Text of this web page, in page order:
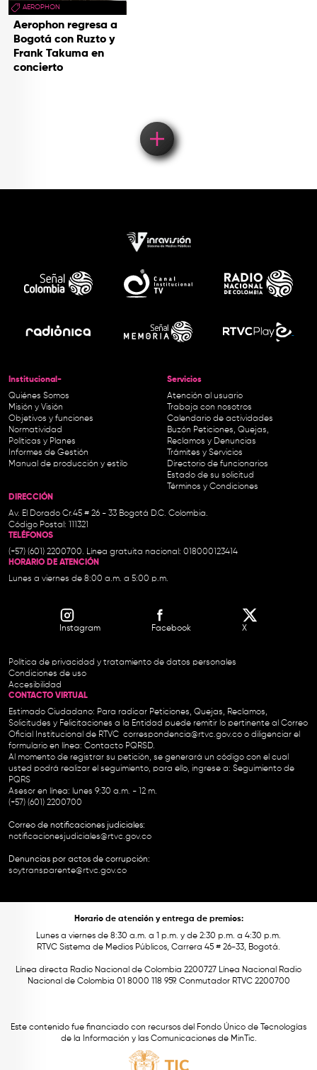
AEROPHON
Aerophon regresa a
Bogotá con Ruzto y
Frank Takuma en
concierto
Institucional-
Quiénes Somos
Misión y Visión
Objetivos y funciones
Normatividad
Políticas y Planes
Informes de Gestión
Manual de producción y estilo
Servicios
Atención al usuario
Trabaja con nosotros
Calendario de actividades
Buzón Peticiones, Quejas,
Reclamos y Denuncias
Trámites y Servicios
Directorio de funcionarios
Estado de su solicitud
Términos y Condiciones
DIRECCIÓN
Av. El Dorado Cr.45 # 26 - 33 Bogotá D.C. Colombia.
Código Postal: 111321
TELÉFONOS
(+57) (601) 2200700. Línea gratuita nacional: 018000123414
HORARIO DE ATENCIÓN
Lunes a viernes de 8:00 a.m. a 5:00 p.m.
Instagram Facebook X
Política de privacidad y tratamiento de datos personales
Condiciones de uso
Accesibilidad
CONTACTO VIRTUAL
Estimado Ciudadano: Para radicar Peticiones, Quejas, Reclamos,
Solicitudes y Felicitaciones a la Entidad puede remitir lo pertinente al Correo
Oficial Institucional de RTVC correspondencia@rtvc.gov.co o diligenciar el
formulario en línea: Contacto PQRSD.
Al momento de registrar su petición, se generará un código con el cual
usted podrá realizar el seguimiento, para ello, ingrese a: Seguimiento de
PQRS
Asesor en línea: lunes 9:30 a.m. - 12 m.
(+57) (601) 2200700
Correo de notificaciones judiciales:
notificacionesjudiciales@rtvc.gov.co
Denuncias por actos de corrupción:
soytransparente@rtvc.gov.co
Horario de atención y entrega de premios:
Lunes a viernes de 8:30 a.m. a 1 p.m. y de 2:30 p.m. a 4:30 p.m.
RTVC Sistema de Medios Públicos, Carrera 45 # 26-33, Bogotá.
Línea directa Radio Nacional de Colombia 2200727 Línea Nacional Radio
Nacional de Colombia 01 8000 118 959. Conmutador RTVC 2200700
Este contenido fue financiado con recursos del Fondo Único de Tecnologías
de la Información y las Comunicaciones de MinTic.